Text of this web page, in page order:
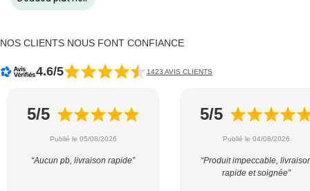
NOS CLIENTS NOUS FONT CONFIANCE
4.6/5 1423 AVIS CLIENTS
5/5
Publié le 05/08/2026
“Aucun pb, livraison rapide”
5/5
Publié le 04/08/2026
“Produit impeccable,
rapide et soignée”